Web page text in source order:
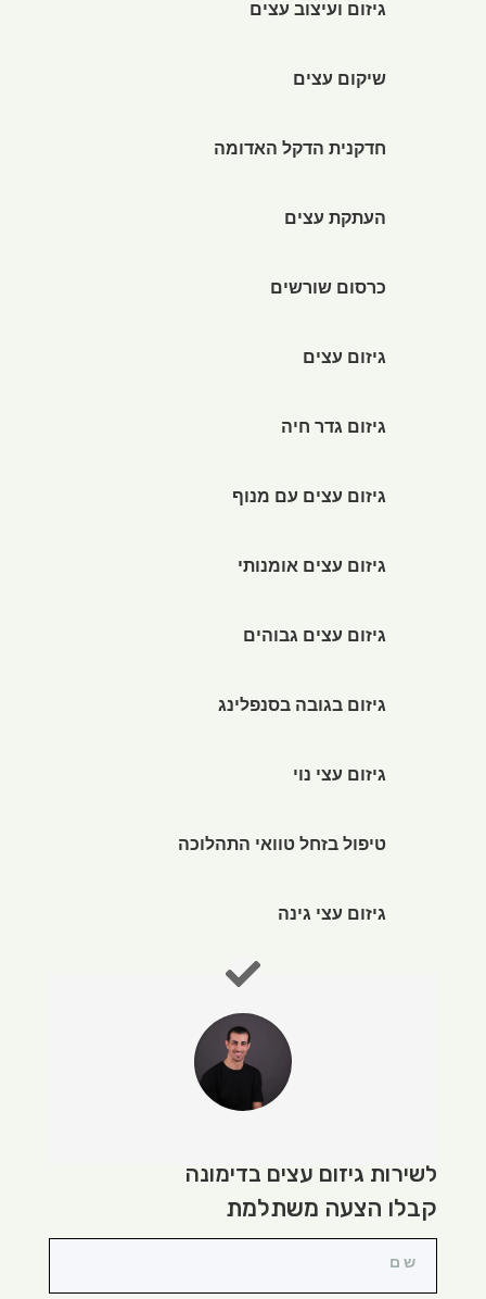
גיזום ועיצוב עצים
שיקום עצים
חדקנית הדקל האדומה
העתקת עצים
כרסום שורשים
גיזום עצים
גיזום גדר חיה
גיזום עצים עם מנוף
גיזום עצים אומנותי
גיזום עצים גבוהים
גיזום בגובה בסנפלינג
גיזום עצי נוי
טיפול בזחל טוואי התהלוכה
גיזום עצי גינה
לשירות גיזום עצים בדימונה
קבלו הצעה משתלמת